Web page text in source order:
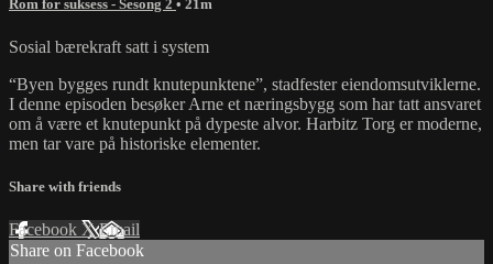
Rom for suksess - Sesong 2 • 21m
Sosial bærekraft satt i system
“Byen bygges rundt knutepunktene”, stadfester eiendomsutviklerne.
I denne episoden besøker Arne et næringsbygg som har tatt ansvaret
om å være et knutepunkt på dypeste alvor. Harbitz Torg er moderne,
men tar vare på historiske elementer.
Share with friends
Facebook XEmail
Share on Facebook